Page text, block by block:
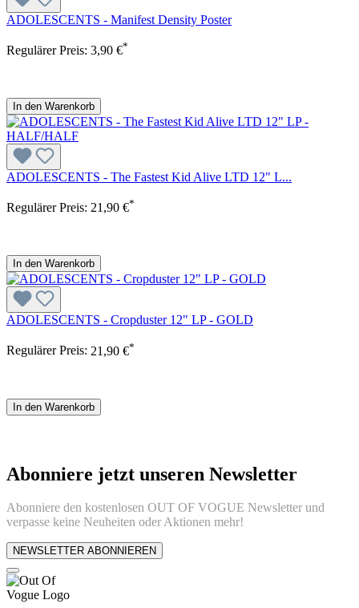
ADOLESCENTS - Manifest Density Poster
Regulärer Preis: 3,90 €*
In den Warenkorb
ADOLESCENTS - The Fastest Kid Alive LTD 12" L...
Regulärer Preis: 21,90 €*
In den Warenkorb
ADOLESCENTS - Cropduster 12" LP - GOLD
Regulärer Preis: 21,90 €*
In den Warenkorb
Abonniere jetzt unseren Newsletter
Abonniere den kostenlosen OUT OF VOGUE Newsletter und
verpasse keine Neuheiten oder Aktionen mehr!
NEWSLETTER ABONNIEREN